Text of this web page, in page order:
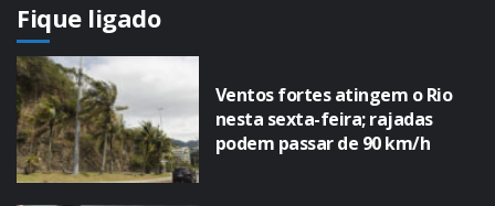
Fique ligado
Ventos fortes atingem o Rio
nesta sexta-feira; rajadas
podem passar de 90 km/h